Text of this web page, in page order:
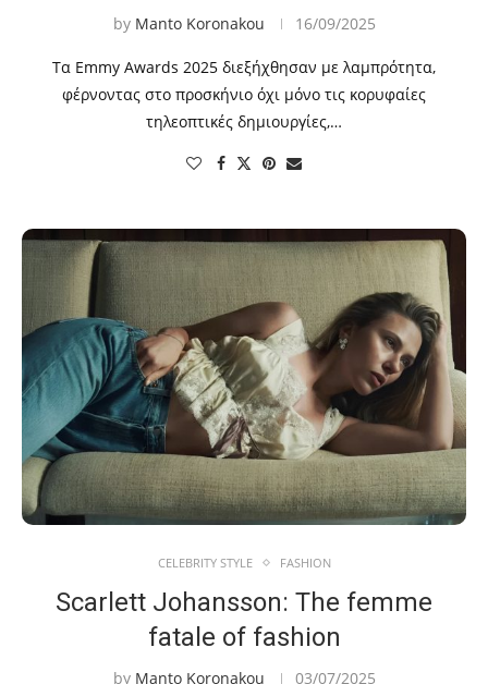
by Manto Koronakou 16/09/2025
Τα Emmy Awards 2025 διεξήχθησαν με λαμπρότητα,
φέρνοντας στο προσκήνιο όχι μόνο τις κορυφαίες
τηλεοπτικές δημιουργίες,…
CELEBRITY STYLE FASHION
Scarlett Johansson: The femme
fatale of fashion
by Manto Koronakou 03/07/2025